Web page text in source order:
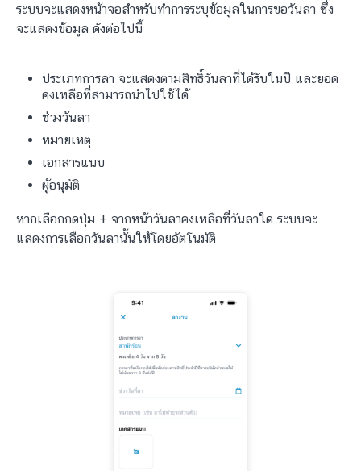
ระบบจะแสดงหน้าจอสำหรับทำการระบุข้อมูลในการขอวันลา ซึ่ง
จะแสดงข้อมูล ดังต่อไปนี้
ประเภทการลา จะแสดงตามสิทธิ์วันลาที่ได้รับในปี และยอด
คงเหลือที่สามารถนำไปใช้ได้
ช่วงวันลา
หมายเหตุ
เอกสารแนบ
ผู้อนุมัติ
หากเลือกกดปุ่ม + จากหน้าวันลาคงเหลือที่วันลาใด ระบบจะ
แสดงการเลือกวันลานั้นให้โดยอัตโนมัติ